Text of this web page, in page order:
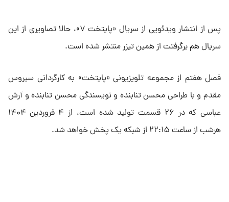
پس از انتشار ویدئویی از سریال «پایتخت ۷»، حالا تصاویری از این
سریال هم برگرفتت از همین تیزر منتشر شده است.
فصل هفتم از مجموعه تلویزیونی «پایتخت» به کارگردانی سیروس
مقدم و با طراحی محسن تنابنده و نویسندگی محسن تنابنده و آرش
عباسی که در ۲۶ قسمت تولید شده است، از ۴ فروردین ۱۴۰۴
هرشب از ساعت ۲۲:۱۵ از شبکه یک پخش خواهد شد.